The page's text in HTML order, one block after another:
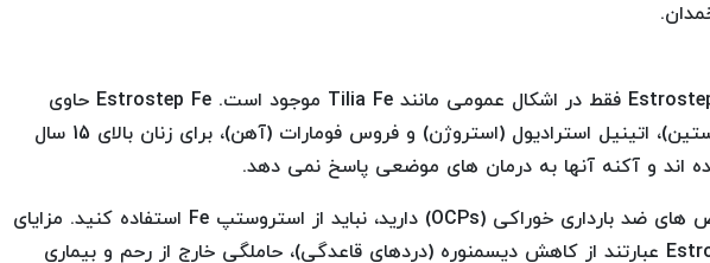
محصول با نام تجاری Estrostep Fe فقط در اشکال عمومی مانند Tilia Fe موجود است. Estrostep Fe حاوی
نوراتیندرون استات (پروژستین)، اتینیل استرادیول (استروژن) و فروس فومارات (آهن)، برای زنان بالای 15 سال
اند و آکنه آنها به درمان های موضعی پاسخ نمی دهد.
اگر موارد منع مصرف قرص های ضد بارداری خوراکی (OCPs) دارید، نباید از استروستپ Fe استفاده کنید. مزایای
سلامتی مصرف Estrostep Fe عبارتند از کاهش دیسمنوره (دردهای قاعدگی)، حاملگی خارج از رحم و بیماری